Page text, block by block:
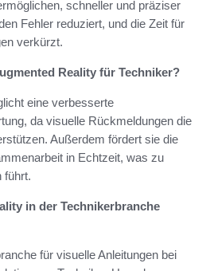
schneller und präziser
Fehler reduziert, und die Zeit für
verkürzt.
Reality für Techniker?
eine verbesserte
da visuelle Rückmeldungen die
Außerdem fördert sie die
in Echtzeit, was zu
führt.
in der Technikerbranche
für visuelle Anleitungen bei